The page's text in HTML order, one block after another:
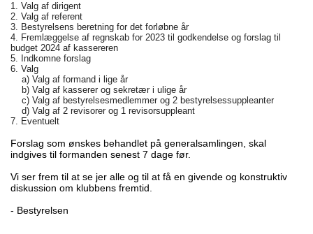
1. Valg af dirigent
2. Valg af referent
3. Bestyrelsens beretning for det forløbne år
4. Fremlæggelse af regnskab for 2023 til godkendelse og forslag til
budget 2024 af kassereren
5. Indkomne forslag
6. Valg
a) Valg af formand i lige år
b) Valg af kasserer og sekretær i ulige år
c) Valg af bestyrelsesmedlemmer og 2 bestyrelsessuppleanter
d) Valg af 2 revisorer og 1 revisorsuppleant
7. Eventuelt
Forslag som ønskes behandlet på generalsamlingen, skal
indgives til formanden senest 7 dage før.
Vi ser frem til at se jer alle og til at få en givende og konstruktiv
diskussion om klubbens fremtid.
- Bestyrelsen